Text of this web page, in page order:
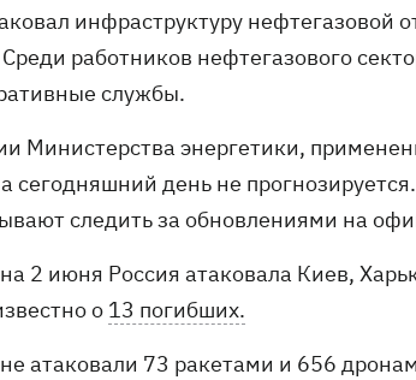
инфраструктуру нефтегазовой
работников нефтегазового
службы.
Министерства энергетики,
сегодняшний день не
следить за обновлениями на
2 июня Россия атаковала Киев,
о 13 погибших.
атаковали 73 ракетами и 656